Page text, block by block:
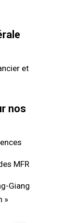
et
nos
MFR
Giang
»